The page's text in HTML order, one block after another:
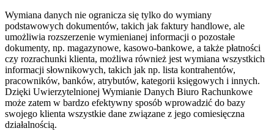
Wymiana danych nie ogranicza się tylko do wymiany
podstawowych dokumentów, takich jak faktury handlowe, ale
umożliwia rozszerzenie wymienianej informacji o pozostałe
dokumenty, np. magazynowe, kasowo-bankowe, a także płatności
czy rozrachunki klienta, możliwa również jest wymiana wszystkich
informacji słownikowych, takich jak np. lista kontrahentów,
pracowników, banków, atrybutów, kategorii księgowych i innych.
Dzięki Uwierzytelnionej Wymianie Danych Biuro Rachunkowe
może zatem w bardzo efektywny sposób wprowadzić do bazy
swojego klienta wszystkie dane związane z jego comiesięczna
działalnością.